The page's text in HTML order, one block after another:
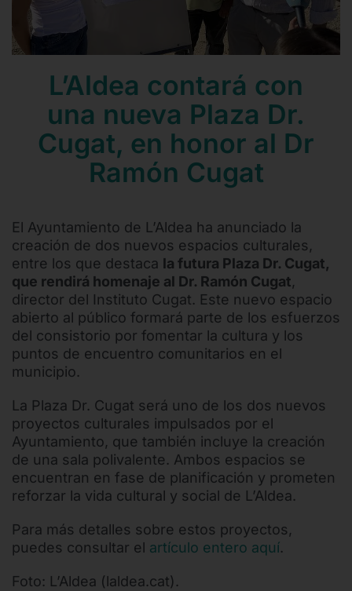
L’Aldea contará con
una nueva Plaza Dr.
Cugat, en honor al Dr
Ramón Cugat
El Ayuntamiento de L’Aldea ha anunciado la
creación de dos nuevos espacios culturales,
entre los que destaca la futura Plaza Dr. Cugat,
que rendirá homenaje al Dr. Ramón Cugat,
director del Instituto Cugat. Este nuevo espacio
abierto al público formará parte de los esfuerzos
del consistorio por fomentar la cultura y los
puntos de encuentro comunitarios en el
municipio.
La Plaza Dr. Cugat será uno de los dos nuevos
proyectos culturales impulsados por el
Ayuntamiento, que también incluye la creación
de una sala polivalente. Ambos espacios se
encuentran en fase de planificación y prometen
reforzar la vida cultural y social de L’Aldea.
Para más detalles sobre estos proyectos,
puedes consultar el artículo entero aquí.
Foto: L’Aldea (laldea.cat).